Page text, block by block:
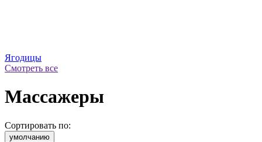
Ягодицы
Смотреть все
Массажеры
Сортировать по:
умолчанию